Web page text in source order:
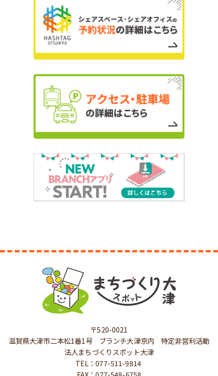
〒520-0021
滋賀県大津市二本松1番1号 ブランチ大津京内 特定非営利活動
法人まちづくりスポット大津
TEL：077-511-9814